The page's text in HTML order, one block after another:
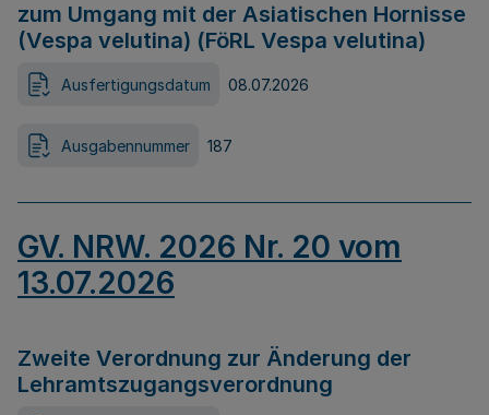
zum Umgang mit der Asiatischen Hornisse
(Vespa velutina) (FöRL Vespa velutina)
Ausfertigungsdatum 08.07.2026
Ausgabennummer 187
GV. NRW. 2026 Nr. 20 vom
13.07.2026
Zweite Verordnung zur Änderung der
Lehramtszugangsverordnung